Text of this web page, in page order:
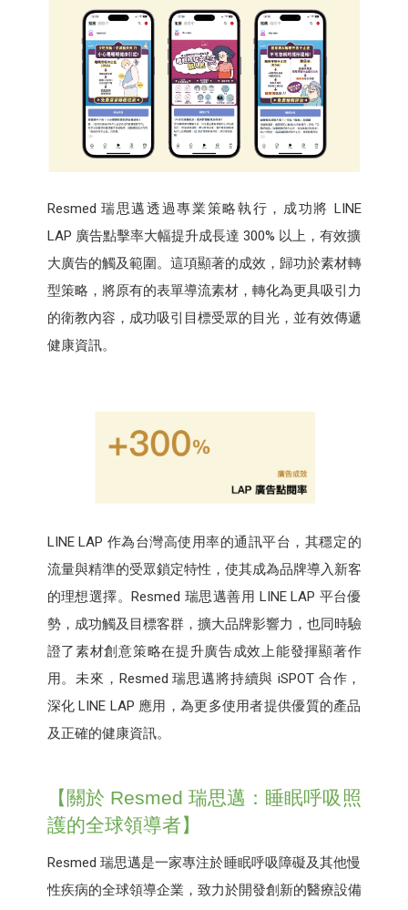
Resmed 瑞思邁透過專業策略執行，成功將 LINE
LAP 廣告點擊率大幅提升成長達 300% 以上，有效擴
大廣告的觸及範圍。這項顯著的成效，歸功於素材轉
型策略，將原有的表單導流素材，轉化為更具吸引力
的衛教內容，成功吸引目標受眾的目光，並有效傳遞
健康資訊。
LINE LAP 作為台灣高使用率的通訊平台，其穩定的
流量與精準的受眾鎖定特性，使其成為品牌導入新客
的理想選擇。Resmed 瑞思邁善用 LINE LAP 平台優
勢，成功觸及目標客群，擴大品牌影響力，也同時驗
證了素材創意策略在提升廣告成效上能發揮顯著作
用。未來，Resmed 瑞思邁將持續與 iSPOT 合作，
深化 LINE LAP 應用，為更多使用者提供優質的產品
及正確的健康資訊。
【關於 Resmed 瑞思邁：睡眠呼吸照
護的全球領導者】
Resmed 瑞思邁是一家專注於睡眠呼吸障礙及其他慢
性疾病的全球領導企業，致力於開發創新的醫療設備